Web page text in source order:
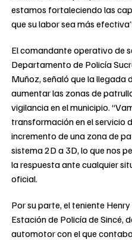
estamos fortaleciendo las
que su labor sea más
El comandante operativo de
Departamento de Policía
Muñoz, señaló que la llegada
aumentar las zonas de
vigilancia en el municipio.
transformación en el servicio
incremento de una zona de
sistema 2D a 3D, lo que nos
la respuesta ante cualquier
oficial.
Por su parte, el teniente
Estación de Policía de Sincé,
automotor con el que